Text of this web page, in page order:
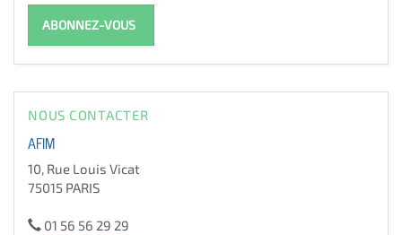
ABONNEZ-VOUS
NOUS CONTACTER
AFIM
10, Rue Louis Vicat
75015 PARIS
01 56 56 29 29